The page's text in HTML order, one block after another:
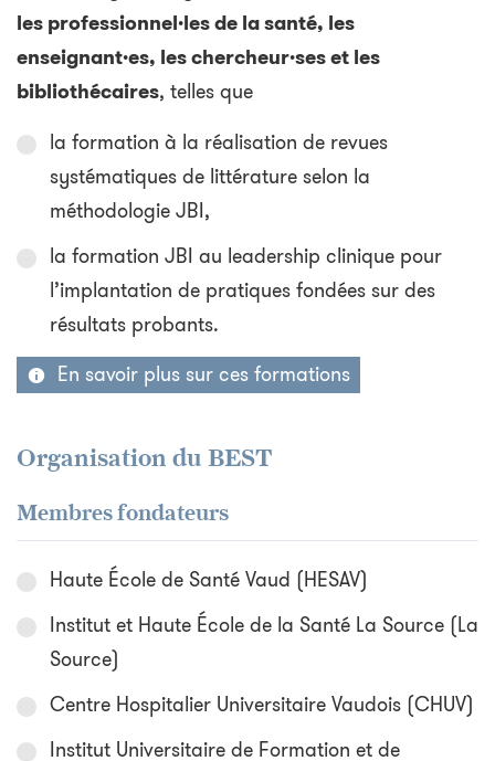
les professionnel·les de la santé, les
enseignant·es, les chercheur·ses et les
bibliothécaires, telles que
la formation à la réalisation de revues
systématiques de littérature selon la
méthodologie JBI,
la formation JBI au leadership clinique pour
l’implantation de pratiques fondées sur des
résultats probants.
En savoir plus sur ces formations
Organisation du BEST
Membres fondateurs
Haute École de Santé Vaud (HESAV)
Institut et Haute École de la Santé La Source (La
Source)
Centre Hospitalier Universitaire Vaudois (CHUV)
Institut Universitaire de Formation et de